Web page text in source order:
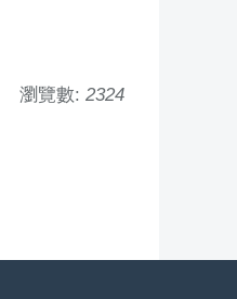
瀏覽數: 2324